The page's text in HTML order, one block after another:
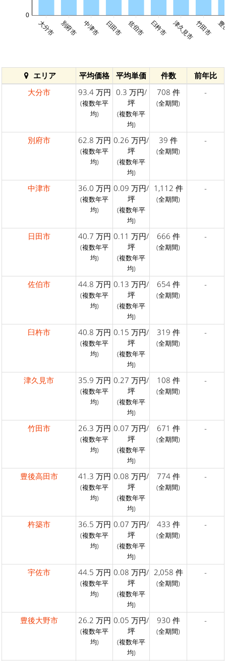
大分市 別府市 中津市 日田市 佐伯市 臼杵市 津久見市竹田市
0
エリア 平均価格 平均単価 件数
前年比
大分市
93.4 万円
(複数年平
均)
0.3 万円/
坪
(複数年平
均)
708 件
(全期間)
-
別府市 62.8 万円
(複数年平
均)
0.26 万円/
坪
(複数年平
均)
39 件
(全期間)
-
中津市 36.0 万円
(複数年平
均)
0.09 万円/
坪
(複数年平
均)
1,112 件
(全期間)
-
日田市 40.7 万円
(複数年平
均)
0.11 万円/
坪
(複数年平
均)
666 件
(全期間)
-
佐伯市 44.8 万円
(複数年平
均)
0.13 万円/
坪
(複数年平
均)
654 件
(全期間)
-
臼杵市 40.8 万円
(複数年平
均)
0.15 万円/
坪
(複数年平
均)
319 件
(全期間)
-
津久見市 35.9 万円
(複数年平
均)
0.27 万円/
坪
(複数年平
均)
108 件
(全期間)
-
竹田市 26.3 万円
(複数年平
均)
0.07 万円/
坪
(複数年平
均)
671 件
(全期間)
-
豊後高田市 41.3 万円
(複数年平
均)
0.08 万円/
坪
(複数年平
均)
774 件
(全期間)
-
杵築市 36.5 万円
(複数年平
均)
0.07 万円/
坪
(複数年平
均)
433 件
(全期間)
-
宇佐市 44.5 万円
(複数年平
均)
0.08 万円/
坪
(複数年平
均)
2,058 件
(全期間)
-
豊後大野市 26.2 万円
(複数年平
均)
0.05 万円/
坪
(複数年平
均)
930 件
(全期間)
-